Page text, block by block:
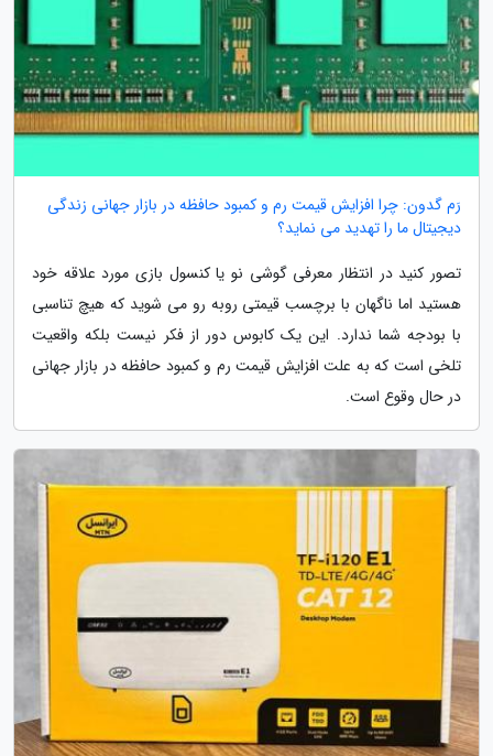
رَم گدون: چرا افزایش قیمت رم و کمبود حافظه در بازار جهانی زندگی
دیجیتال ما را تهدید می نماید؟
تصور کنید در انتظار معرفی گوشی نو یا کنسول بازی مورد علاقه خود
هستید اما ناگهان با برچسب قیمتی روبه رو می شوید که هیچ تناسبی
با بودجه شما ندارد. این یک کابوس دور از فکر نیست بلکه واقعیت
تلخی است که به علت افزایش قیمت رم و کمبود حافظه در بازار جهانی
در حال وقوع است.